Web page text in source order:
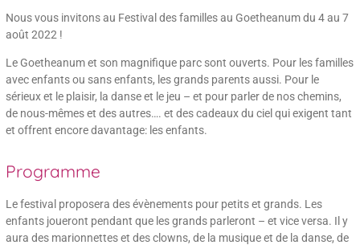
Nous vous invitons au Festival des familles au Goetheanum du 4 au 7
août 2022 !
Le Goetheanum et son magnifique parc sont ouverts. Pour les familles
avec enfants ou sans enfants, les grands parents aussi. Pour le
sérieux et le plaisir, la danse et le jeu – et pour parler de nos chemins,
de nous-mêmes et des autres…. et des cadeaux du ciel qui exigent tant
et offrent encore davantage: les enfants.
Programme
Le festival proposera des évènements pour petits et grands. Les
enfants joueront pendant que les grands parleront – et vice versa. Il y
aura des marionnettes et des clowns, de la musique et de la danse, de